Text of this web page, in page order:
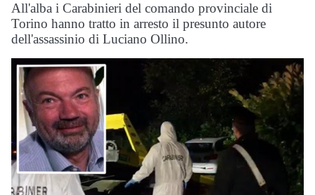
All'alba i Carabinieri del comando provinciale di
Torino hanno tratto in arresto il presunto autore
dell'assassinio di Luciano Ollino.